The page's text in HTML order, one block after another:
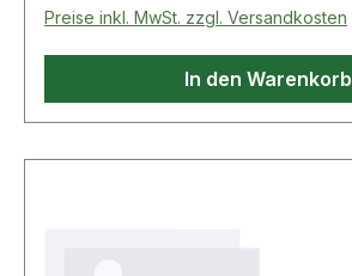
Preise inkl. MwSt. zzgl. Versandkosten
In den Warenkorb